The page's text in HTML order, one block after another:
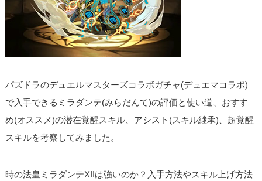
パズドラのデュエルマスターズコラボガチャ(デュエマコラボ)
で入手できるミラダンテ(みらだんて)の評価と使い道、おすす
め(オススメ)の潜在覚醒スキル、アシスト(スキル継承)、超覚醒
スキルを考察してみました。
時の法皇ミラダンテXIIは強いのか？入手方法やスキル上げ方法